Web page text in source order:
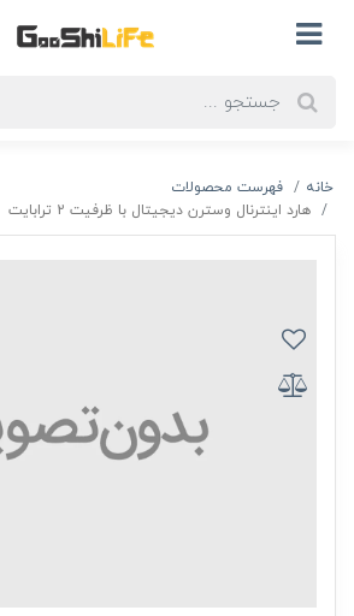
خانه
فهرست محصولات
هارد اینترنال وسترن دیجیتال با ظرفیت 2 ترابایت